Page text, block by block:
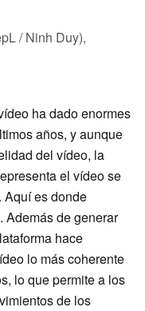
/ Ninh Duy),
ha dado enormes
años, y aunque
del vídeo, la
el vídeo se
Aquí es donde
Además de generar
hace
lo más coherente
lo que permite a los
de los